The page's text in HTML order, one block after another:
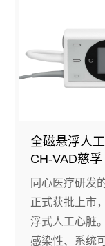
全磁悬浮人
CH-VAD慈孚
同心医疗研发
正式获批上市
浮式人工心脏
感染性、系统